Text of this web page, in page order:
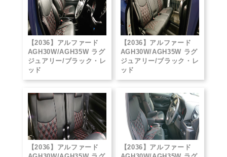
【2036】アルファード
AGH30W/AGH35W ラグ
ジュアリー/ブラック・レ
ッド
【2036】アルファード
AGH30W/AGH35W ラグ
ジュアリー/ブラック・レ
ッド
【2036】アルファード
【2036】アルファード